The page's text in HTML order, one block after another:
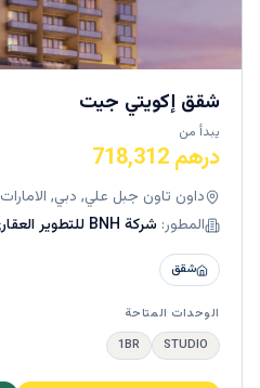
شقق إكويتي جيت
يبدأ من
درهم 718,312
داون تاون جبل علي, دبي, الامارات
المطور: شركة BNH للتطوير العقاري
شقق
الوحدات المتاحة
STUDIO
1BR